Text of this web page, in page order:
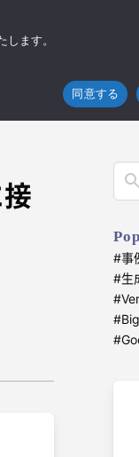
インフラ
事
生
Data AgentをGemini
ます。
同意する